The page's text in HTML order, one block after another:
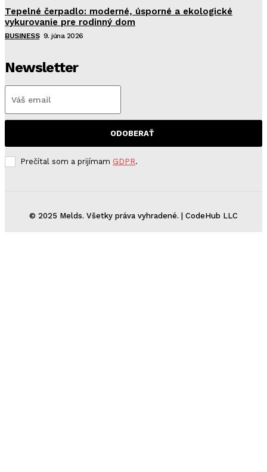
Tepelné čerpadlo: moderné, úsporné a ekologické
vykurovanie pre rodinný dom
BUSINESS 9. júna 2026
Newsletter
ODOBERAŤ
Prečítal som a prijímam GDPR.
© 2025 Melds. Všetky práva vyhradené. | CodeHub LLC